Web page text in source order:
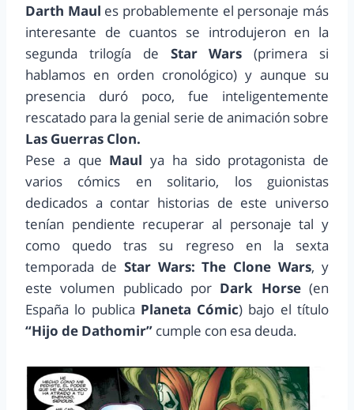
Darth Maul es probablemente el personaje más
interesante de cuantos se introdujeron en la
segunda trilogía de Star Wars(primera si
hablamos en orden cronológico) y aunque su
presencia duró poco, fue inteligentemente
rescatado para la genial serie de animación sobre
Las Guerras Clon.
Pese a que Maul ya ha sido protagonista de
varios cómics en solitario, los guionistas
dedicados a contar historias de este universo
tenían pendiente recuperar al personaje tal y
como quedo tras su regreso en la sexta
temporada de Star Wars: The Clone Wars, y
este volumen publicado por Dark Horse(en
España lo publica Planeta Cómic) bajo el título
“Hijo de Dathomir” cumple con esa deuda.